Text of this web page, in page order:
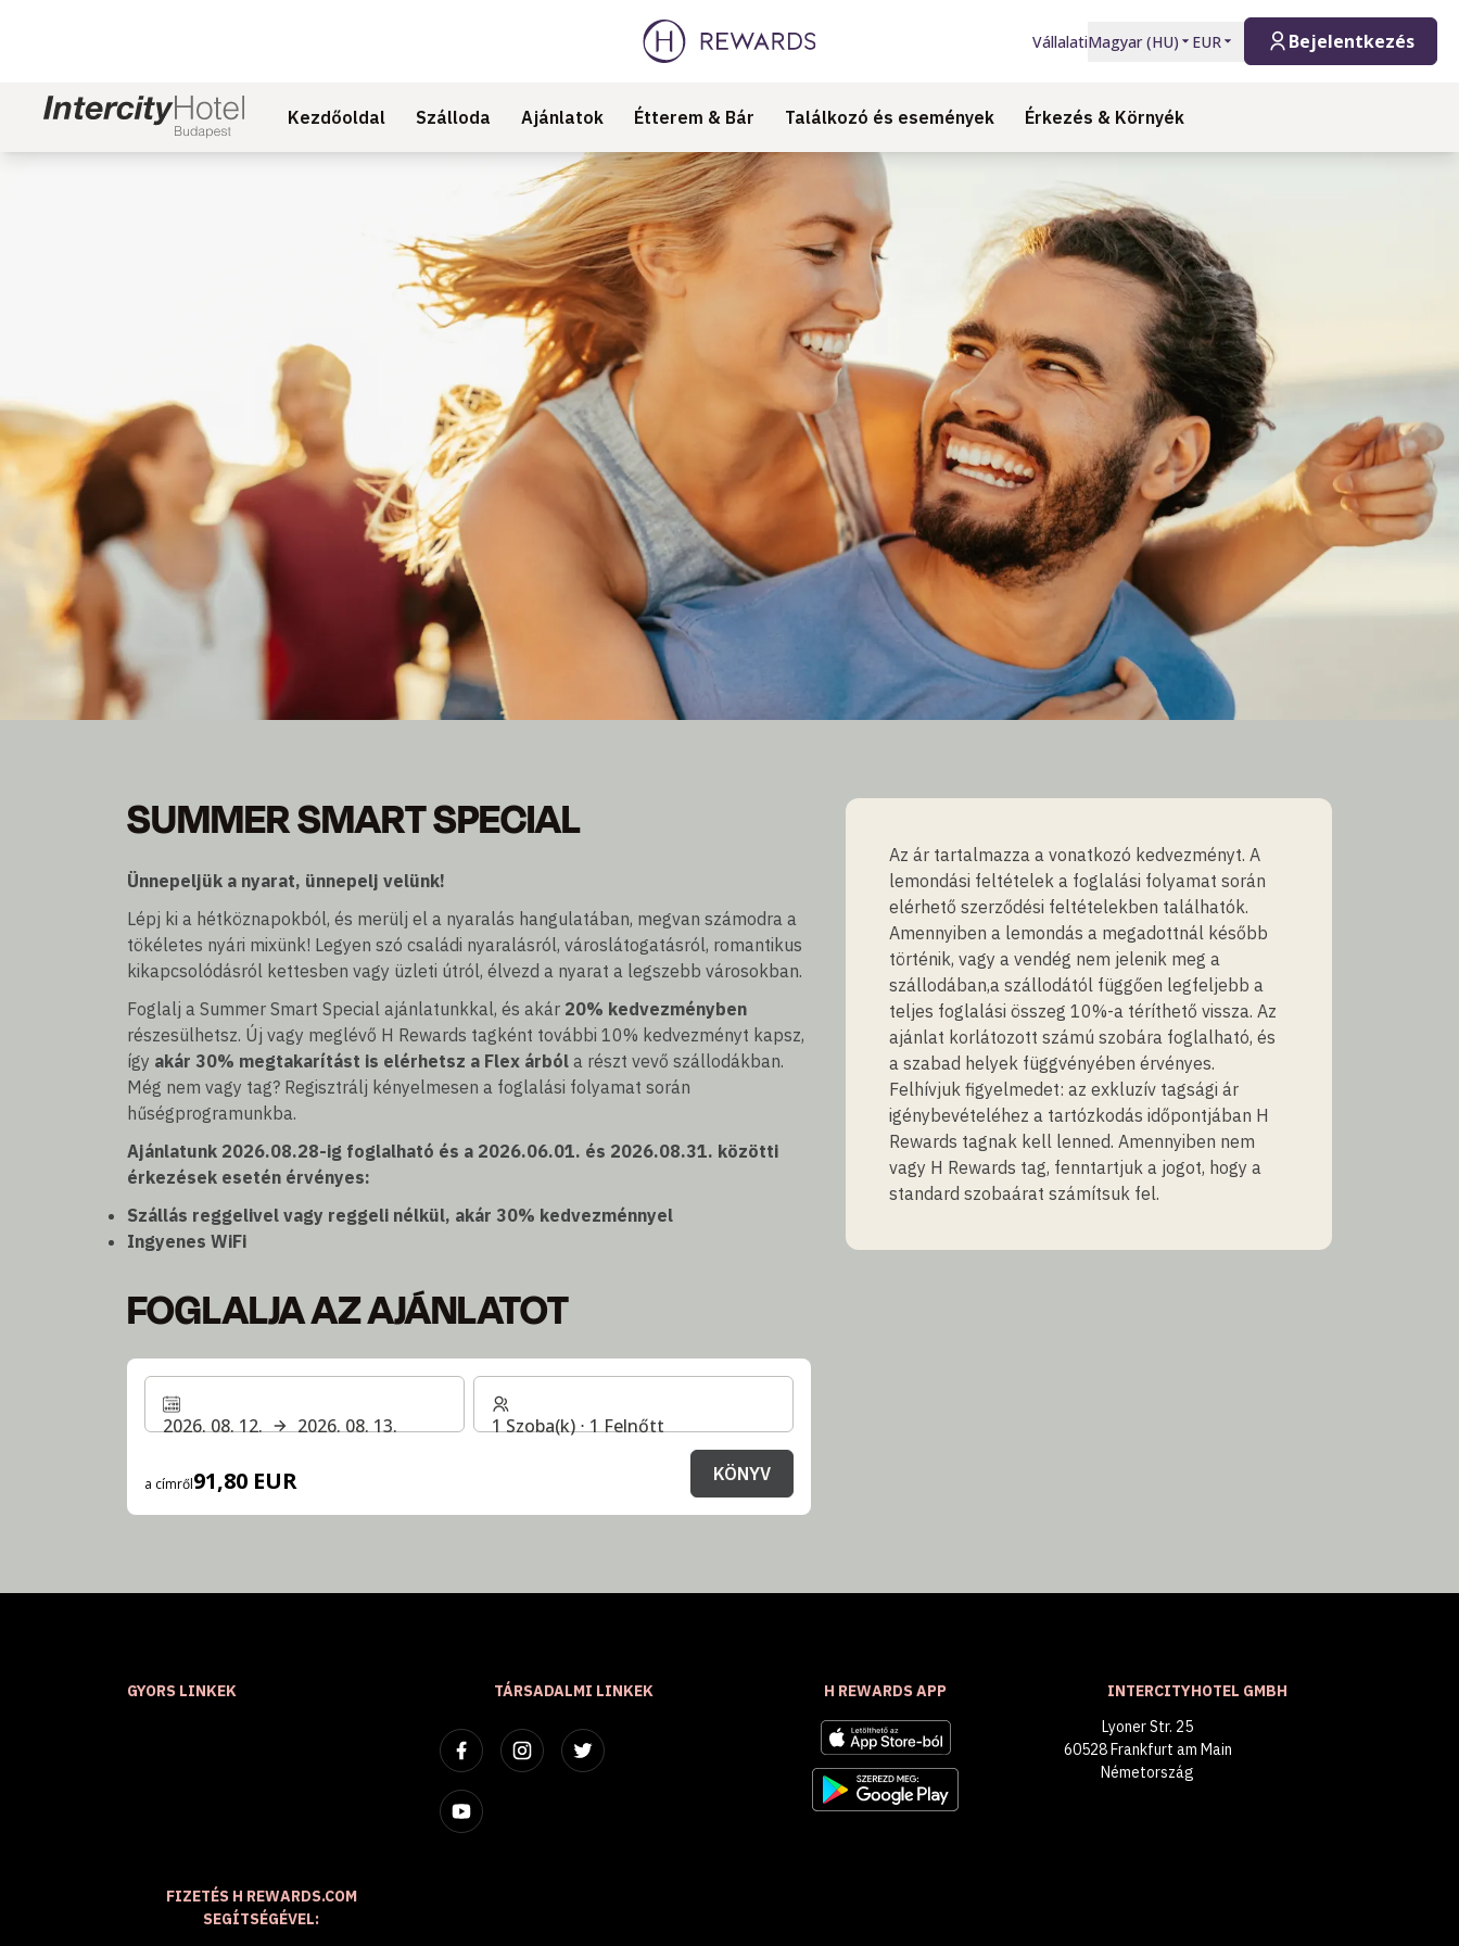
VállalatiMagyar(HU) EUR Bejelentkezés
Kezdőoldal Szálloda Ajánlatok Étterem & Bár Találkozó és események Érkezés & Környék
Legyen tag és takarítson meg akár 30% kedvezményt
SUMMER SMART SPECIAL
Ünnepeljük a nyarat, ünnepelj velünk!
Lépj ki a hétköznapokból, és merülj el a nyaralás hangulatában, megvan számodra a
tökéletes nyári mixünk! Legyen szó családi nyaralásról, városlátogatásról, romantikus
kikapcsolódásról kettesben vagy üzleti útról, élvezd a nyarat a legszebb városokban.
Foglalj a Summer Smart Special ajánlatunkkal, és akár 20% kedvezményben
részesülhetsz. Új vagy meglévő H Rewards tagként további 10% kedvezményt kapsz,
így akár 30% megtakarítást is elérhetsz a Flex árból a részt vevő szállodákban.
Még nem vagy tag? Regisztrálj kényelmesen a foglalási folyamat során
hűségprogramunkba.
Ajánlatunk 2026.08.28-ig foglalható és a 2026.06.01. és 2026.08.31. közötti
érkezések esetén érvényes:
Szállás reggelivel vagy reggeli nélkül, akár 30% kedvezménnyel
Ingyenes WiFi
FOGLALJA AZ AJÁNLATOT
2026. 08. 12. 2026. 08. 13.
a címről91,80 EUR
1 Szoba(k) ⋅ 1 Felnőtt
KÖNYV
Az ár tartalmazza a vonatkozó kedvezményt. A
lemondási feltételek a foglalási folyamat során
elérhető szerződési feltételekben találhatók.
Amennyiben a lemondás a megadottnál később
történik, vagy a vendég nem jelenik meg a
szállodában,a szállodától függően legfeljebb a
teljes foglalási összeg 10%-a téríthető vissza. Az
ajánlat korlátozott számú szobára foglalható, és
a szabad helyek függvényében érvényes.
Felhívjuk figyelmedet: az exkluzív tagsági ár
igénybevételéhez a tartózkodás időpontjában H
Rewards tagnak kell lenned. Amennyiben nem
vagy H Rewards tag, fenntartjuk a jogot, hogy a
standard szobaárat számítsuk fel.
GYORS LINKEK TÁRSADALMI LINKEK H REWARDS APP
INTERCITYHOTEL GMBH
Lyoner Str. 25
60528 Frankfurt am Main
Németország
FIZETÉS H REWARDS.COM
SEGÍTSÉGÉVEL: